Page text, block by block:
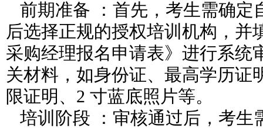
前期准备 ：首先，考生需确定
后选择正规的授权培训机构，并
采购经理报名申请表》进行系统
关材料，如身份证、最高学历证
限证明、2 寸蓝底照片等。
培训阶段 ：审核通过后，考生